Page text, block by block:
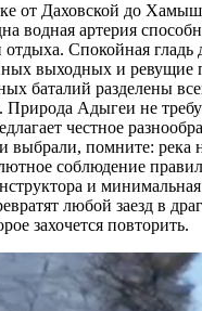
от Даховской до
водная артерия
Спокойная гладь
выходных и ревущие
баталий разделены
Природа Адыгеи не
честное
выбрали, помните: река
соблюдение
и минимальная
любой заезд в
захочется повторить.